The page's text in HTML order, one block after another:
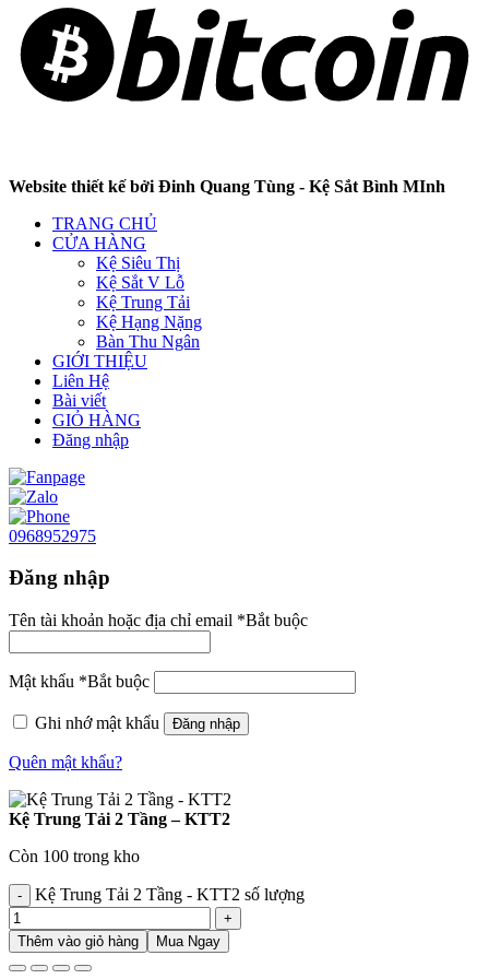
Website thiết kế bởi Đinh Quang Tùng - Kệ Sắt Bình MInh
TRANG CHỦ
CỬA HÀNG
Kệ Siêu Thị
Kệ Sắt V Lỗ
Kệ Trung Tải
Kệ Hạng Nặng
Bàn Thu Ngân
GIỚI THIỆU
Liên Hệ
Bài viết
GIỎ HÀNG
Đăng nhập
0968952975
Đăng nhập
Tên tài khoản hoặc địa chỉ email *Bắt buộc
Mật khẩu *Bắt buộc
Ghi nhớ mật khẩu Đăng nhập
Quên mật khẩu?
Kệ Trung Tải 2 Tầng – KTT2
Còn 100 trong kho
Kệ Trung Tải 2 Tầng - KTT2 số lượng
Thêm vào giỏ hàng Mua Ngay